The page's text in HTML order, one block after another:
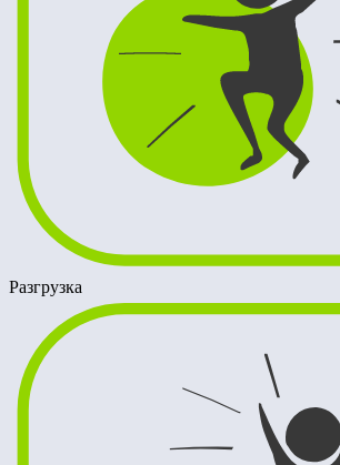
Разгрузка